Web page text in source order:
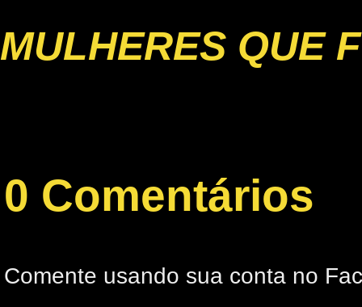
MULHERES QUE
0 Comentários
Comente usando sua conta no